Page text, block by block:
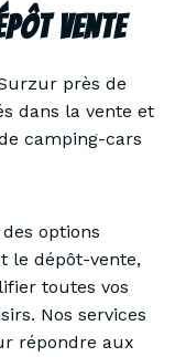
Vente
près de
dans la vente et
camping-cars
options
le dépôt-vente,
toutes vos
Nos services
répondre aux